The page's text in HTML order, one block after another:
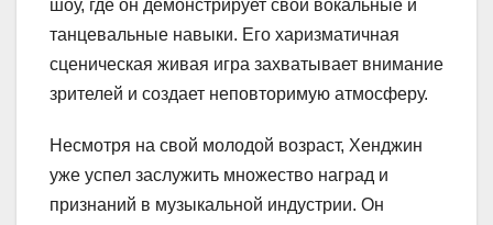
шоу, где он демонстрирует свои вокальные и
танцевальные навыки. Его харизматичная
сценическая живая игра захватывает внимание
зрителей и создает неповторимую атмосферу.
Несмотря на свой молодой возраст, Хенджин
уже успел заслужить множество наград и
признаний в музыкальной индустрии. Он